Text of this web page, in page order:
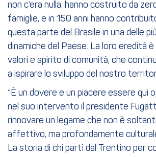
non c’era nulla: hanno costruito da
famiglie, e in 150 anni hanno
questa parte del Brasile in una delle
dinamiche del Paese. La loro eredità
valori e spirito di comunità, che
a ispirare lo sviluppo del nostro
“È un dovere e un piacere essere qui
nel suo intervento il presidente
rinnovare un legame che non è
affettivo, ma profondamente
La storia di chi partì dal Trentino per